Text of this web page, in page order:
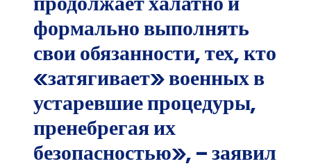
формально выполнять
свои обязанности, тех, кто
«затягивает» военных в
устаревшие процедуры,
пренебрегая их
безопасностью», – заявил